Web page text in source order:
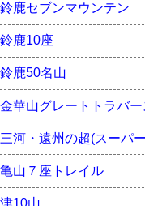
鈴鹿セブンマウンテン
鈴鹿10座
鈴鹿50名山
金華山グレートトラバー
三河・遠州の超(スーパ
亀山７座トレイル